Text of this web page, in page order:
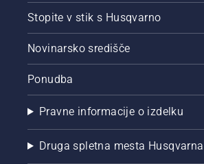
Stopite v stik s Husqvarno
Novinarsko središče
Ponudba
Pravne informacije o izdelku
Druga spletna mesta Husqvarna